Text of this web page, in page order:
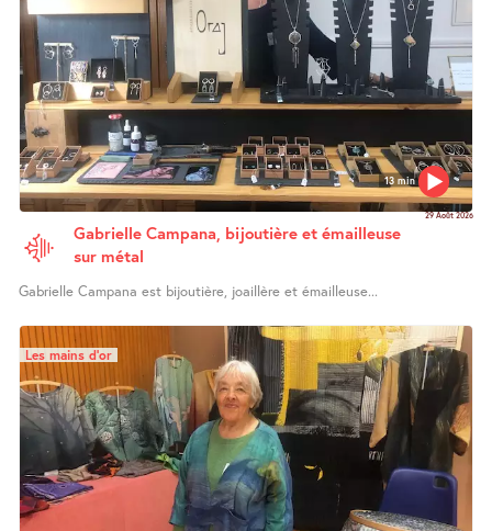
13 min
29 Août 2026
Gabrielle Campana, bijoutière et émailleuse
sur métal
Gabrielle Campana est bijoutière, joaillère et émailleuse...
Les mains d’or